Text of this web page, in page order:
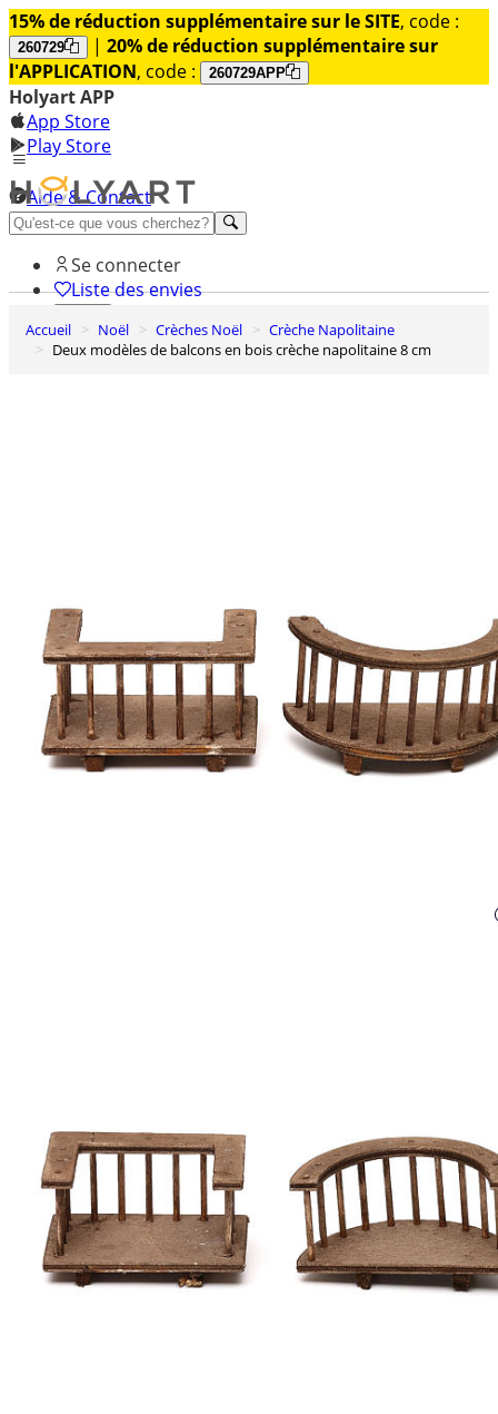
15% de réduction supplémentaire sur le SITE, code :
260729 | 20% de réduction supplémentaire sur
l'APPLICATION, code : 260729APP
Holyart APP
App Store
Play Store
Aide & Contact
Découvrez Premium
Se connecter
Liste des envies
0
Panier
Accueil Noël Crèches Noël
Crèche Napolitaine
Deux modèles de balcons en bois crèche napolitaine 8 cm